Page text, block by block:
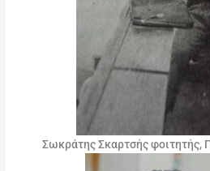
Σωκράτης Σκαρτσής φοιτητής,